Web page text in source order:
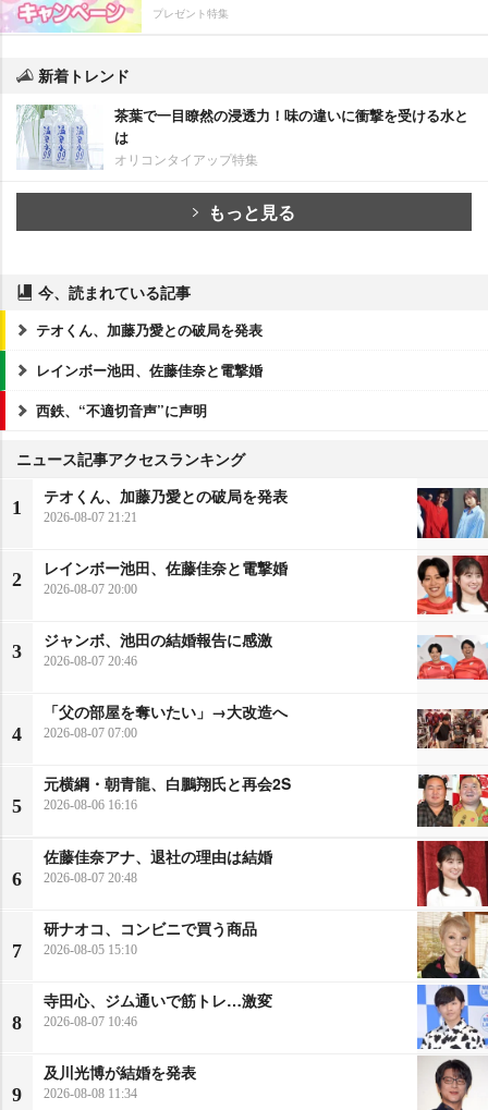
プレゼント特集
新着トレンド
茶葉で一目瞭然の浸透力！味の違いに衝撃を受ける水と
は
オリコンタイアップ特集
もっと見る
今、読まれている記事
テオくん、加藤乃愛との破局を発表
レインボー池田、佐藤佳奈と電撃婚
西鉄、“不適切音声”に声明
ニュース記事アクセスランキング
1
テオくん、加藤乃愛との破局を発表
2026-08-07 21:21
2
レインボー池田、佐藤佳奈と電撃婚
2026-08-07 20:00
3
ジャンボ、池田の結婚報告に感激
2026-08-07 20:46
4
「父の部屋を奪いたい」→大改造へ
2026-08-07 07:00
5
元横綱・朝青龍、白鵬翔氏と再会2S
2026-08-06 16:16
6
佐藤佳奈アナ、退社の理由は結婚
2026-08-07 20:48
7
研ナオコ、コンビニで買う商品
2026-08-05 15:10
8
寺田心、ジム通いで筋トレ…激変
2026-08-07 10:46
9
及川光博が結婚を発表
2026-08-08 11:34